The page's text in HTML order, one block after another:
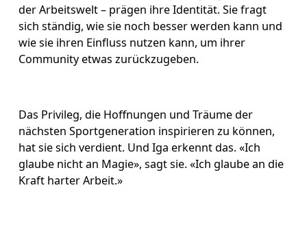
der Arbeitswelt – prägen ihre Identität. Sie fragt
sich ständig, wie sie noch besser werden kann und
wie sie ihren Einfluss nutzen kann, um ihrer
Community etwas zurückzugeben.
Das Privileg, die Hoffnungen und Träume der
nächsten Sportgeneration inspirieren zu können,
hat sie sich verdient. Und Iga erkennt das. «Ich
glaube nicht an Magie», sagt sie. «Ich glaube an die
Kraft harter Arbeit.»